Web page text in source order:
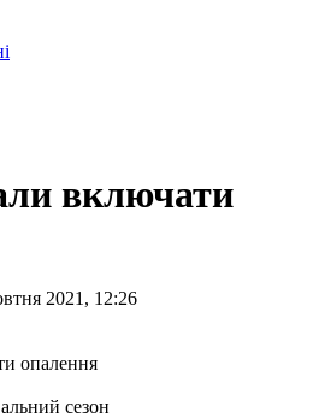
включати
2021, 12:26
сезон